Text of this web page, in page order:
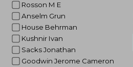
Rosson M E
Anselm Grun
House Behrman
Kushnir Ivan
Sacks Jonathan
Goodwin Jerome Cameron